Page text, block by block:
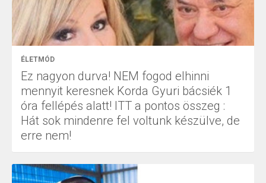
ÉLETMÓD
Ez nagyon durva! NEM fogod elhinni
mennyit keresnek Korda Gyuri bácsiék 1
óra fellépés alatt! ITT a pontos összeg :
Hát sok mindenre fel voltunk készülve, de
erre nem!